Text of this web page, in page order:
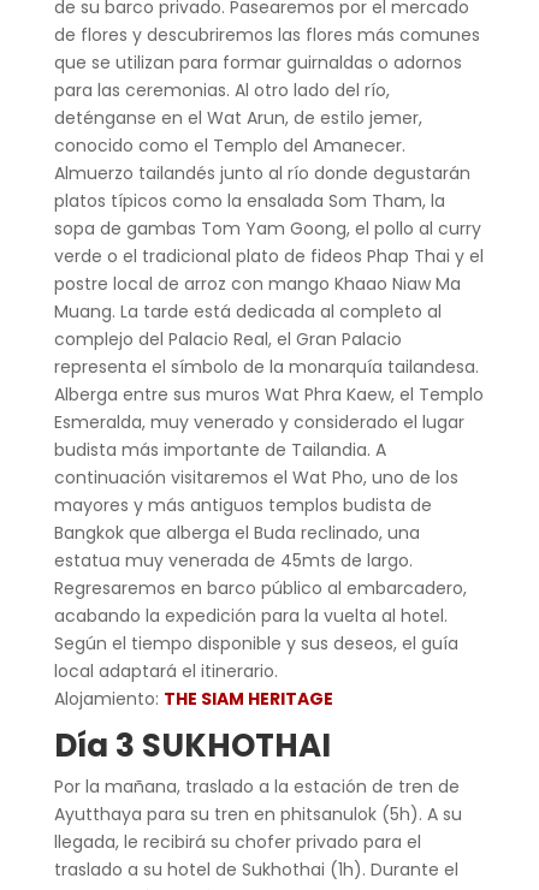
de su barco privado. Pasearemos por el mercado
de flores y descubriremos las flores más comunes
que se utilizan para formar guirnaldas o adornos
para las ceremonias. Al otro lado del río,
deténganse en el Wat Arun, de estilo jemer,
conocido como el Templo del Amanecer.
Almuerzo tailandés junto al río donde degustarán
platos típicos como la ensalada Som Tham, la
sopa de gambas Tom Yam Goong, el pollo al curry
verde o el tradicional plato de fideos Phap Thai y el
postre local de arroz con mango Khaao Niaw Ma
Muang. La tarde está dedicada al completo al
complejo del Palacio Real, el Gran Palacio
representa el símbolo de la monarquía tailandesa.
Alberga entre sus muros Wat Phra Kaew, el Templo
Esmeralda, muy venerado y considerado el lugar
budista más importante de Tailandia. A
continuación visitaremos el Wat Pho, uno de los
mayores y más antiguos templos budista de
Bangkok que alberga el Buda reclinado, una
estatua muy venerada de 45mts de largo.
Regresaremos en barco público al embarcadero,
acabando la expedición para la vuelta al hotel.
Según el tiempo disponible y sus deseos, el guía
local adaptará el itinerario.
Alojamiento: THE SIAM HERITAGE
Día 3 SUKHOTHAI
Por la mañana, traslado a la estación de tren de
Ayutthaya para su tren en phitsanulok (5h). A su
llegada, le recibirá su chofer privado para el
traslado a su hotel de Sukhothai (1h). Durante el